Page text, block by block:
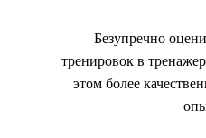
Безупречно
тренировок в
этом более